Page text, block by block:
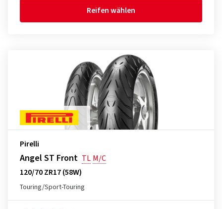
Reifen wählen
Pirelli
Angel ST Front TL M/C
120/70 ZR17 (58W)
Touring/Sport-Touring